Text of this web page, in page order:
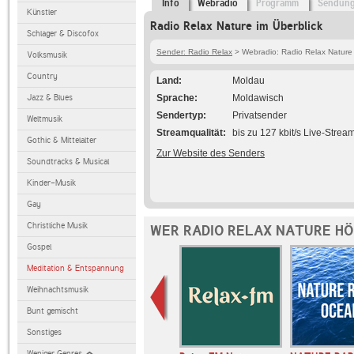
Künstler
Schlager & Discofox
Volksmusik
Country
Jazz & Blues
Weltmusik
Gothic & Mittelalter
Soundtracks & Musical
Kinder-Musik
Gay
Christliche Musik
Gospel
Meditation & Entspannung
Weihnachtsmusik
Bunt gemischt
Sonstiges
Info Webradio Programm
Radio Relax Nature im Überblick
Sender: Radio Relax > Webradio: Radio Relax Nature
Land
Moldau
Sprache
Moldawisch
Sendertyp
Privatsender
Streamqualität
bis zu 127 kbit/s Live-
Zur Website des Senders
WER RADIO RELAX NATURE